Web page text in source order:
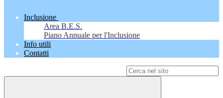
Inclusione
Area B.E.S.
Piano Annuale per l'Inclusione
Info utili
Contatti